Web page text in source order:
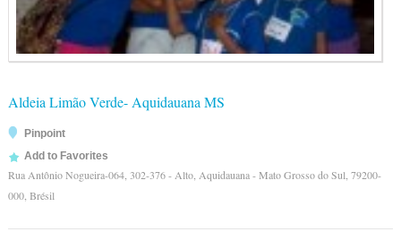
Aldeia Limão Verde- Aquidauana MS
Pinpoint
Add to Favorites
Rua Antônio Nogueira-064, 302-376 - Alto, Aquidauana - Mato Grosso do Sul, 79200-
000, Brésil